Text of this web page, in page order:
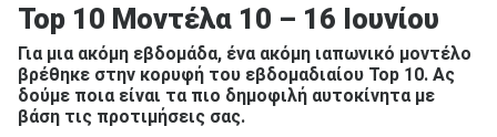
Top 10 Μοντέλα 10 – 16 Ιουνίου
Για μια ακόμη εβδομάδα, ένα ακόμη ιαπωνικό μοντέλο
βρέθηκε στην κορυφή του εβδομαδιαίου Top 10. Ας
δούμε ποια είναι τα πιο δημοφιλή αυτοκίνητα με
βάση τις προτιμήσεις σας.